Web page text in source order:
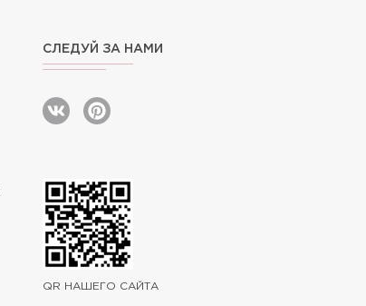
СЛЕДУЙ ЗА НАМИ
QR НАШЕГО САЙТА